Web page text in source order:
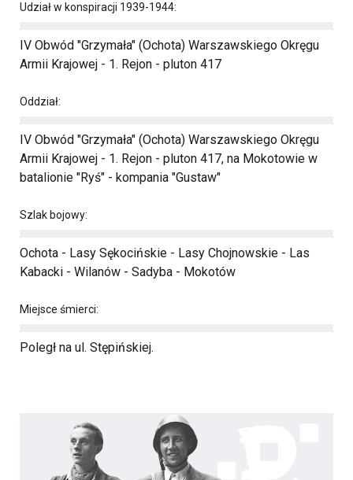
Udział w konspiracji 1939-1944:
IV Obwód "Grzymała" (Ochota) Warszawskiego Okręgu
Armii Krajowej - 1. Rejon - pluton 417
Oddział:
IV Obwód "Grzymała" (Ochota) Warszawskiego Okręgu
Armii Krajowej - 1. Rejon - pluton 417, na Mokotowie w
batalionie "Ryś" - kompania "Gustaw"
Szlak bojowy:
Ochota - Lasy Sękocińskie - Lasy Chojnowskie - Las
Kabacki - Wilanów - Sadyba - Mokotów
Miejsce śmierci:
Poległ na ul. Stępińskiej.